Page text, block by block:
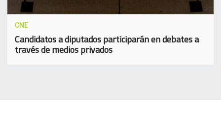
CNE
Candidatos a diputados participarán en debates a
través de medios privados